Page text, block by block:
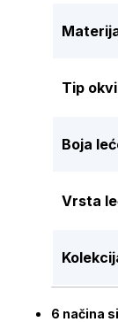
Tip
Boja
Vrsta
6 načina